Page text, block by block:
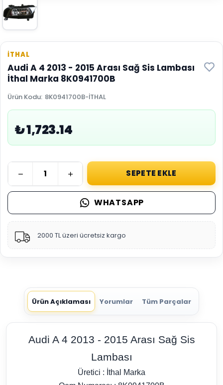
İTHAL
Audi A 4 2013 - 2015 Arası Sağ Sis Lambası
İthal Marka 8K0941700B
Ürün Kodu: 8K0941700B-İTHAL
₺ 1,723.14
SEPETE EKLE
WHATSAPP
2000 TL üzeri ücretsiz kargo
Ürün Açıklaması Yorumlar Tüm Parçalar
Audi A 4 2013 - 2015 Arası Sağ Sis
Lambası
Üretici : İthal Marka